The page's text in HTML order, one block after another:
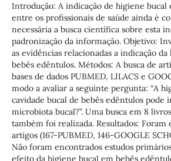
Introdução: A indicação de higiene bucal
entre os profissionais de saúde ainda é
necessária a busca científica sobre esta
padronização da informação. Objetivo:
as evidências relacionadas a indicação
bebês edêntulos. Métodos: A busca de
bases de dados PUBMED, LILACS e
modo a avaliar a seguinte pergunta: “A
cavidade bucal de bebês edêntulos pode
microbiota bucal?”. Uma busca em 8
também foi realizada. Resultados: Foram
artigos (167-PUBMED, 146-GOOGLE
Não foram encontrados estudos
efeito da higiene bucal em bebês